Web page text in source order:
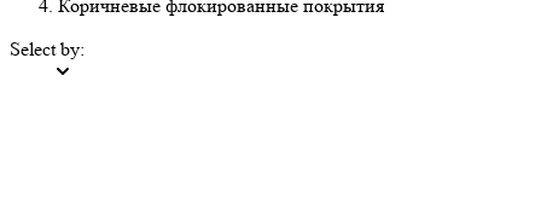
Коричневые флокированные покрытия
Select by: